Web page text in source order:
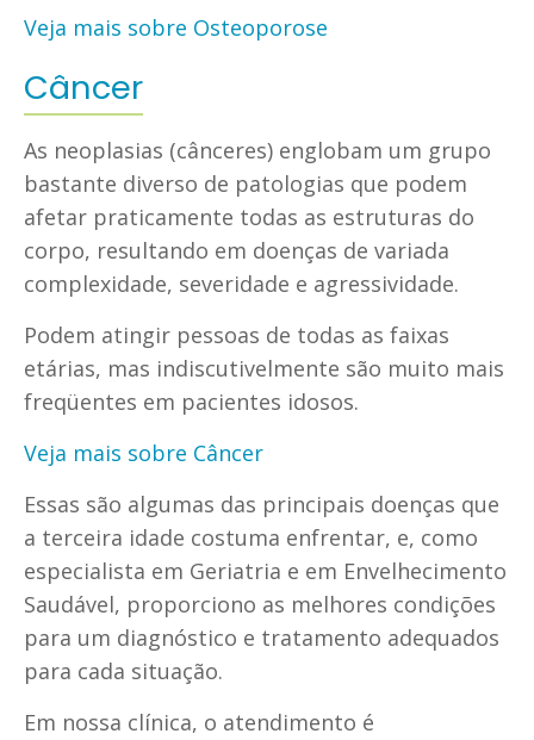
Veja mais sobre Osteoporose
Câncer
As neoplasias (cânceres) englobam um grupo
bastante diverso de patologias que podem
afetar praticamente todas as estruturas do
corpo, resultando em doenças de variada
complexidade, severidade e agressividade.
Podem atingir pessoas de todas as faixas
etárias, mas indiscutivelmente são muito mais
freqüentes em pacientes idosos.
Veja mais sobre Câncer
Essas são algumas das principais doenças que
a terceira idade costuma enfrentar, e, como
especialista em Geriatria e em Envelhecimento
Saudável, proporciono as melhores condições
para um diagnóstico e tratamento adequados
para cada situação.
Em nossa clínica, o atendimento é